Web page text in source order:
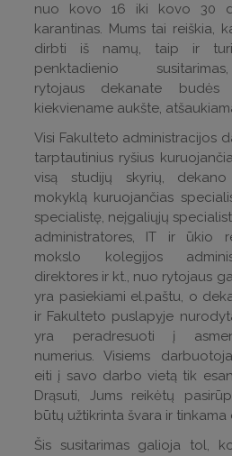
nuo kovo 16 iki kovo 30
karantinas. Mums tai reiškia,
dirbti iš namų, taip ir
penktadienio
rytojaus dekanate
kiekviename aukšte,
Visi Fakulteto administracijos
tarptautinius ryšius
visą studijų skyrių,
mokyklą kuruojančias
specialistę, neįgaliųjų
administratores, IT ir ūkio
mokslo kolegijos
direktores ir kt., nuo rytojaus
yra pasiekiami el.paštu, o
ir Fakulteto puslapyje
yra peradresuoti į
numerius. Visiems
eiti į savo darbo vietą tik
Drąsuti, Jums reikėtų
būtų užtikrinta švara ir tinkama
Šis susitarimas galioja tol,